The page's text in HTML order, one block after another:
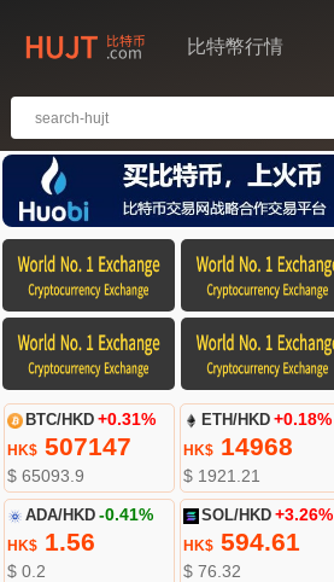
比特幣行情
BTC/HKD +0.31%
HK$507147
$ 65093.9
ETH/HKD +0.18%
HK$ 14968
$ 1921.21
ADA/HKD -0.41%
HK$1.56
$ 0.2
SOL/HKD +3.26%
HK$ 594.61
$ 76.32